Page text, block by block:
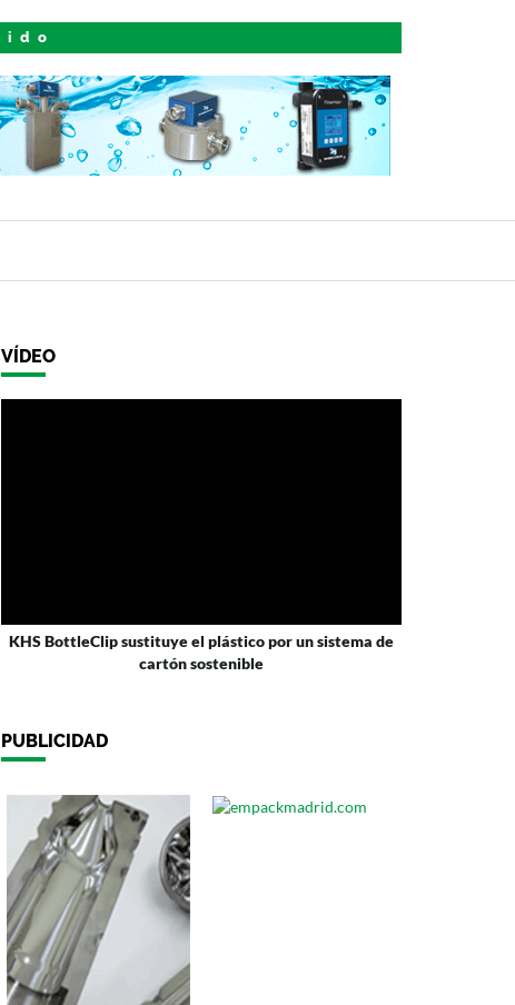
VÍDEO
KHS BottleClip sustituye el plástico por un sistema de
cartón sostenible
PUBLICIDAD